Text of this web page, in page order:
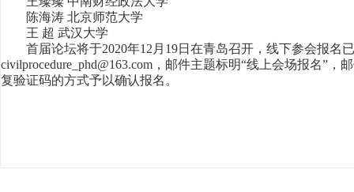
陈海涛 北京师范大学
王 超 武汉大学
首届论坛将于2020年12月19日在青岛召开，线下参会报名
civilprocedure_phd@163.com，邮件主题标明“线上会场报名”
复验证码的方式予以确认报名。